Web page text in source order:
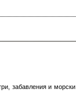
забавления и морски